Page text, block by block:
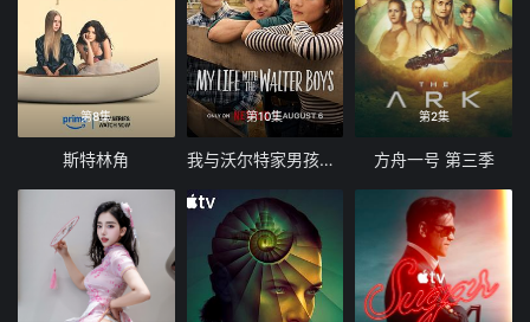
第8集
斯特林角
第10集
我与沃尔特家男孩的生活 第三季
第2集
方舟一号 第三季